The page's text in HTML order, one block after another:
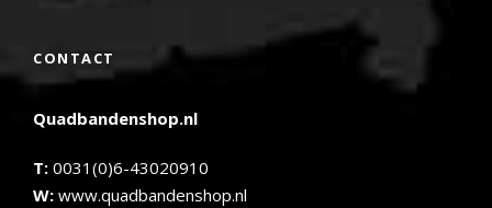
CONTACT
Quadbandenshop.nl
T: 0031(0)6-43020910
W: www.quadbandenshop.nl